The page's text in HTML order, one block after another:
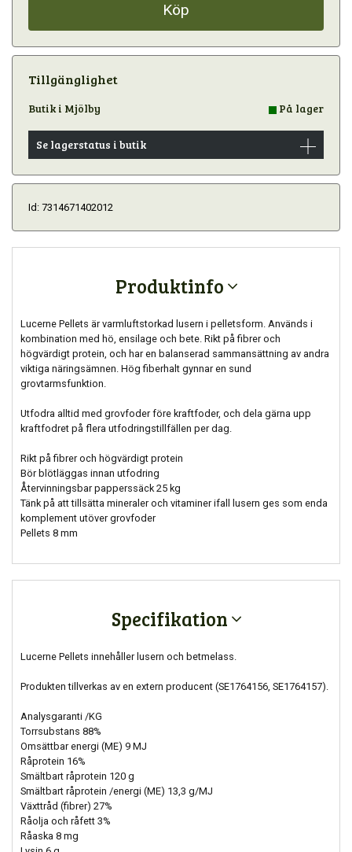
Köp
Tillgänglighet
Butik i Mjölby På lager
Se lagerstatus i butik
Id: 7314671402012
Produktinfo
Lucerne Pellets är varmluftstorkad lusern i pelletsform. Används i
kombination med hö, ensilage och bete. Rikt på fibrer och
högvärdigt protein, och har en balanserad sammansättning av andra
viktiga näringsämnen. Hög fiberhalt gynnar en sund
grovtarmsfunktion.
Utfodra alltid med grovfoder före kraftfoder, och dela gärna upp
kraftfodret på flera utfodringstillfällen per dag.
Rikt på fibrer och högvärdigt protein
Bör blötläggas innan utfodring
Återvinningsbar papperssäck 25 kg
Tänk på att tillsätta mineraler och vitaminer ifall lusern ges som enda
komplement utöver grovfoder
Pellets 8 mm
Specifikation
Lucerne Pellets innehåller lusern och betmelass.
Produkten tillverkas av en extern producent (SE1764156, SE1764157).
Analysgaranti /KG
Torrsubstans 88%
Omsättbar energi (ME) 9 MJ
Råprotein 16%
Smältbart råprotein 120 g
Smältbart råprotein /energi (ME) 13,3 g/MJ
Växttråd (fibrer) 27%
Råolja och råfett 3%
Råaska 8 mg